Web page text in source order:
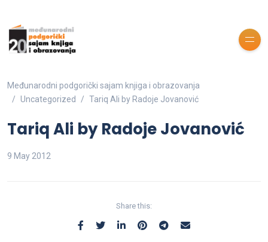
Međunarodni podgorički sajam knjiga i obrazovanja
Uncategorized
Tariq Ali by Radoje Jovanović
Tariq Ali by Radoje Jovanović
9 May 2012
Share this: